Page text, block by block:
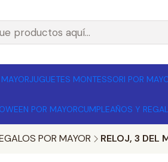
JUGUETES MONTESSORI POR
POR MAYORCUMPLEAÑOS Y
POR MAYOR RELOJ, 3 DEL